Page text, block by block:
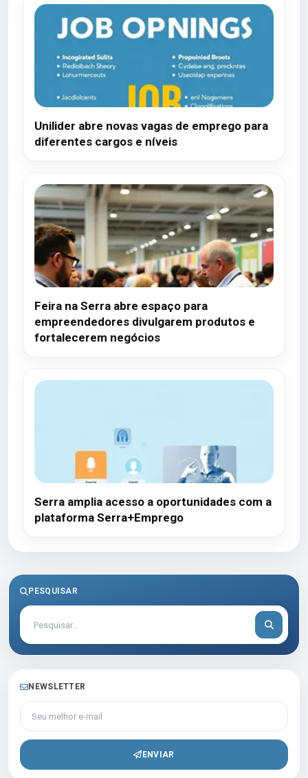
Unilider abre novas vagas de emprego para
diferentes cargos e níveis
Feira na Serra abre espaço para
empreendedores divulgarem produtos e
fortalecerem negócios
Serra amplia acesso a oportunidades com a
plataforma Serra+Emprego
PESQUISAR
NEWSLETTER
Seu melhor e-mail
ENVIAR